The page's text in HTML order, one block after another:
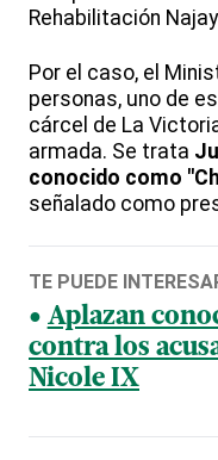
Rehabilitación
Por el caso, el
personas, uno de
cárcel de La
armada. Se trata
conocido como
señalado como
TE PUEDE
Aplazan
contra los
Nicole IX